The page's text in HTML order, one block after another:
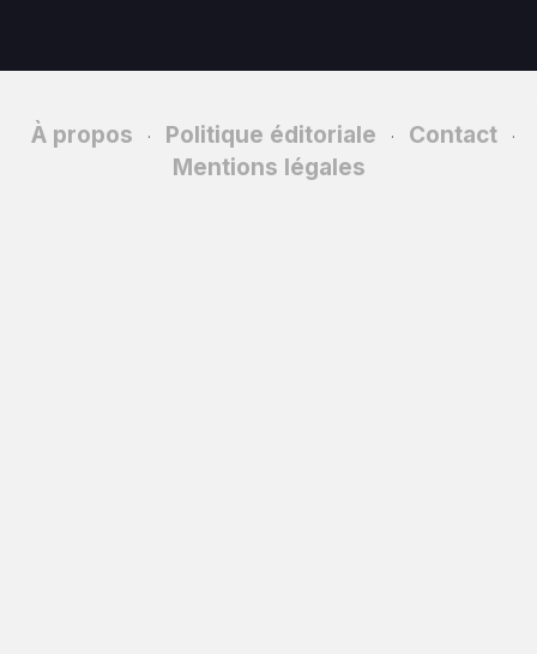
À propos · Politique éditoriale · Contact ·
Mentions légales